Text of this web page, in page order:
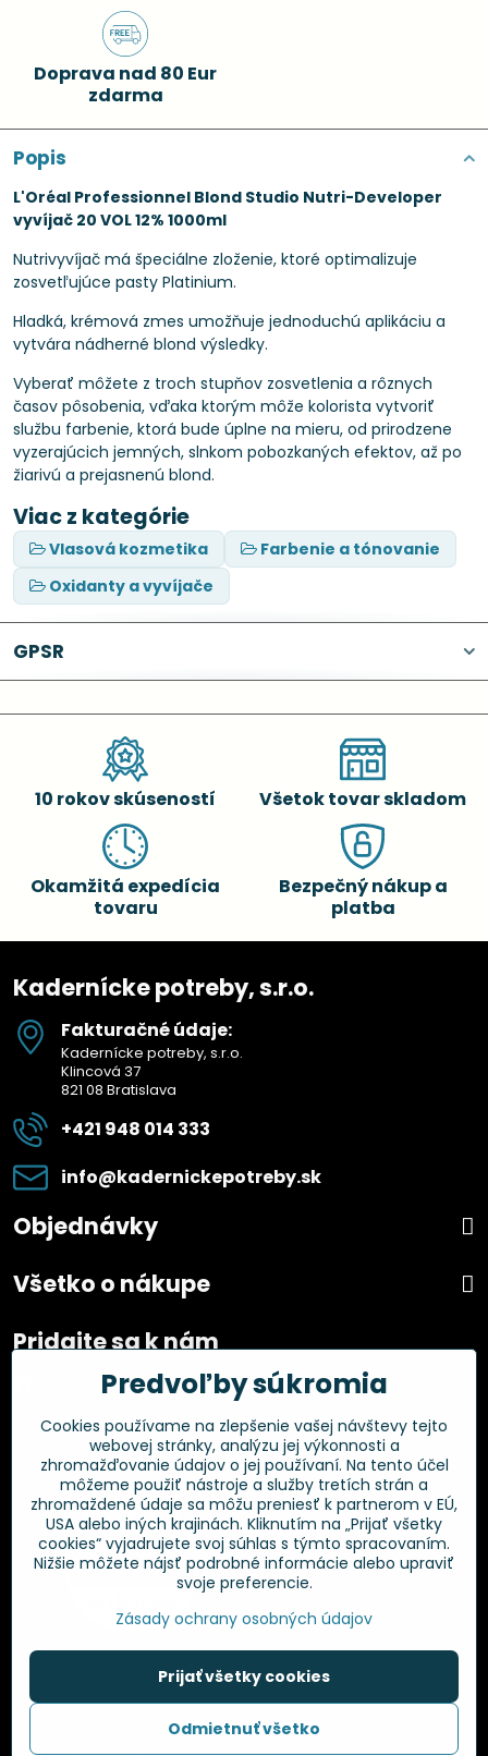
Doprava nad 80 Eur
zdarma
Popis
L'Oréal Professionnel Blond Studio Nutri-Developer
vyvíjač 20 VOL 12% 1000ml
Nutrivyvíjač má špeciálne zloženie, ktoré optimalizuje
zosvetľujúce pasty Platinium.
Hladká, krémová zmes umožňuje jednoduchú aplikáciu a
vytvára nádherné blond výsledky.
Vyberať môžete z troch stupňov zosvetlenia a rôznych
časov pôsobenia, vďaka ktorým môže kolorista vytvoriť
službu farbenie, ktorá bude úplne na mieru, od prirodzene
vyzerajúcich jemných, slnkom pobozkaných efektov, až po
žiarivú a prejasnenú blond.
Viac z kategórie
Vlasová kozmetika
Farbenie a tónovanie
Oxidanty a vyvíjače
GPSR
10 rokov skúseností Všetok tovar skladom
Okamžitá expedícia
tovaru
Bezpečný nákup a
platba
Kadernícke potreby, s.r.o.
Fakturačné údaje:
Kadernícke potreby, s.r.o.
Klincová 37
821 08 Bratislava
+421 948 014 333
info​@kadernickepotreby​.sk
Objednávky
Všetko o nákupe
Pridajte sa k nám
Facebook
Overené zákazníkmi
©2026Copyright
Predvoľby súkromiaZásady ochrany osobných údajov
Predvoľby súkromia
Cookies používame na zlepšenie vašej návštevy tejto
webovej stránky, analýzu jej výkonnosti a
zhromažďovanie údajov o jej používaní. Na tento účel
môžeme použiť nástroje a služby tretích strán a
zhromaždené údaje sa môžu preniesť k partnerom v EÚ,
USA alebo iných krajinách. Kliknutím na „Prijať všetky
cookies“ vyjadrujete svoj súhlas s týmto spracovaním.
Nižšie môžete nájsť podrobné informácie alebo upraviť
svoje preferencie.
Zásady ochrany osobných údajov
Prijať všetky cookies
Odmietnuť všetko